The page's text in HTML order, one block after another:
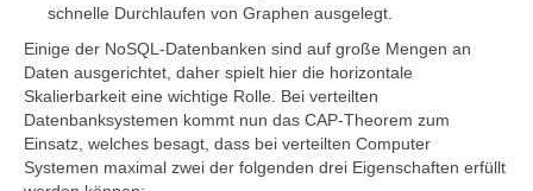
schnelle Durchlaufen von Graphen ausgelegt.
Einige der NoSQL-Datenbanken sind auf große Mengen an
Daten ausgerichtet, daher spielt hier die horizontale
Skalierbarkeit eine wichtige Rolle. Bei verteilten
Datenbanksystemen kommt nun das CAP-Theorem zum
Einsatz, welches besagt, dass bei verteilten Computer
Systemen maximal zwei der folgenden drei Eigenschaften erfüllt